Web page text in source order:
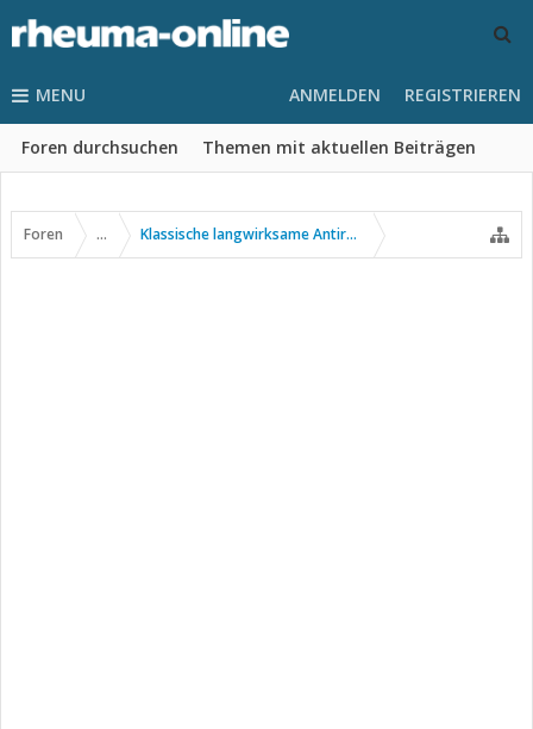
MENU
Foren durchsuchen Themen mit aktuellen Beiträgen
ANMELDEN REGISTRIEREN
Foren ... Klassische langwirksame Antirheumatika